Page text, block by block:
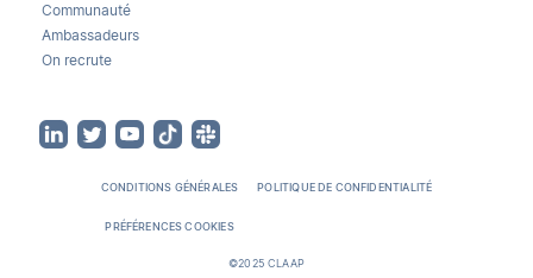
Communauté
Ambassadeurs
On recrute
CONDITIONS GÉNÉRALES POLITIQUE DE CONFIDENTIALITÉ
PRÉFÉRENCES COOKIES
©2025 CLAAP